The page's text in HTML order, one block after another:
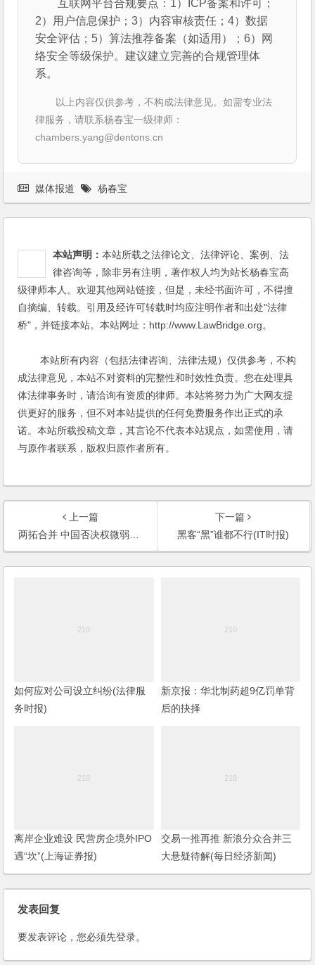
互联网平台合规要点：1）ICP备案和许可；
2）用户信息保护；3）内容审核责任；4）数据
安全评估；5）算法推荐备案（如适用）；6）网
络安全等级保护。建议建立完善的合规管理体
系。
以上内容仅供参考，不构成法律意见。如需专业法
律服务，请联系杨春宝一级律师：
chambers.yang@dentons.cn
媒体报道 杨春宝
本站声明：本站所载之法律论文、法律评论、案例、法
律咨询等，除非另有注明，著作权人均为站长杨春宝高
级律师本人。欢迎其他网站链接，但是，未经书面许可，不得擅
自摘编、转载。引用及经许可转载时均应注明作者和出处"法律
桥"，并链接本站。本站网址：http://www.LawBridge.org。
本站所有内容（包括法律咨询、法律法规）仅供参考，不构
成法律意见，本站不对资料的完整性和时效性负责。您在处理具
体法律事务时，请洽询有资质的律师。本站将努力为广大网友提
供更好的服务，但不对本站提供的任何免费服务作出正式的承
诺。本站所载投稿文章，其言论不代表本站观点，如需使用，请
与原作者联系，版权归原作者所有。
上一篇
两拓合并 中国否决权微弱(中国经济时报)
下一篇
黑客“黑”谁都不行(IT时报)
如何应对公司设立纠纷(法律服
务时报)
新京报：华北制药超9亿罚单背
后的抉择
离岸企业难设 民营房企境外IPO
遇“坎”(上海证券报)
交易一推再推 新浪分众合并三
大悬疑待解(每日经济新闻)
发表回复
要发表评论，您必须先登录。